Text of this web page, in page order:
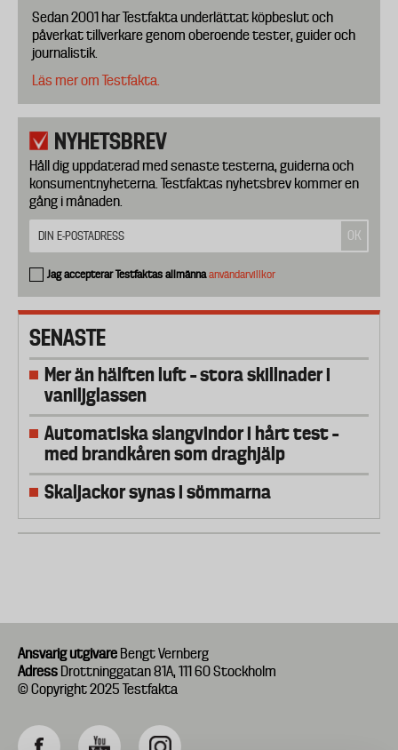
Sedan 2001 har Testfakta underlättat köpbeslut och
påverkat tillverkare genom oberoende tester, guider och
journalistik.
Läs mer om Testfakta.
NYHETSBREV
Håll dig uppdaterad med senaste testerna, guiderna och
konsumentnyheterna. Testfaktas nyhetsbrev kommer en
gång i månaden.
Jag accepterar Testfaktas allmännaanvändarvillkor
SENASTE
Mer än hälften luft – stora skillnader i
vaniljglassen
Automatiska slangvindor i hårt test –
med brandkåren som draghjälp
Skaljackor synas i sömmarna
Ansvarig utgivare Bengt Vernberg
Adress Drottninggatan 81A, 111 60 Stockholm
© Copyright 2025 Testfakta